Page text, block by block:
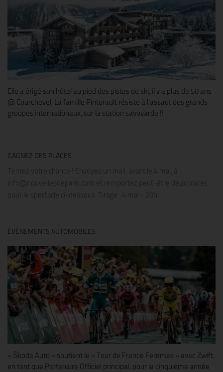
Elle a érigé son hôtel au pied des pistes de ski, il y a plus de 50 ans
@ Courchevel. La famille Pinturault résiste à l’assaut des grands
groupes internationaux, sur la station savoyarde !!
GAGNEZ DES PLACES
Tentez votre chance ! Envoyez un mail, avant le 4 mai, à
info@nouvellesdeparis.com et remportez peut-être deux places
pour le spectacle ci-dessous. Tirage : 4 mai - 20h
ÉVÉNEMENTS AUTOMOBILES
« Škoda Auto » soutient le « Tour de France Femmes » avec Zwift,
en tant que Partenaire Officiel principal, pour la cinquième année